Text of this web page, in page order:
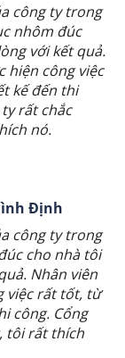
đã thực hiện
và đúng tiến
lượng sản
công ty
và thi công
ngôi nhà
cổng
và thật sự ấn
đội ngũ kỹ
cẩn thận và
thiết kế, tư vấn
tuyệt đẹp
rất hài lòng